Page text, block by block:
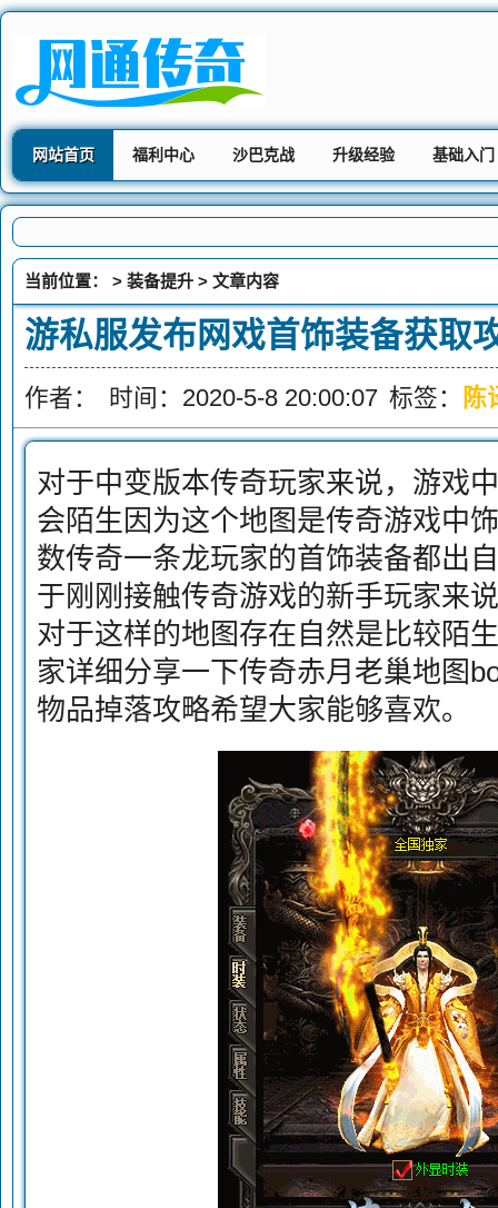
网站首页 福利中心 沙巴克战 升级经验 基础入门
当前位置： > 装备提升 > 文章内容
游私服发布网戏首饰装备获取
作者： 时间：2020-5-8 20:00:07 标签： 陈
对于中变版本传奇玩家来说，游戏
会陌生因为这个地图是传奇游戏中
数传奇一条龙玩家的首饰装备都出
于刚刚接触传奇游戏的新手玩家来
对于这样的地图存在自然是比较陌
家详细分享一下传奇赤月老巢地图
物品掉落攻略希望大家能够喜欢。